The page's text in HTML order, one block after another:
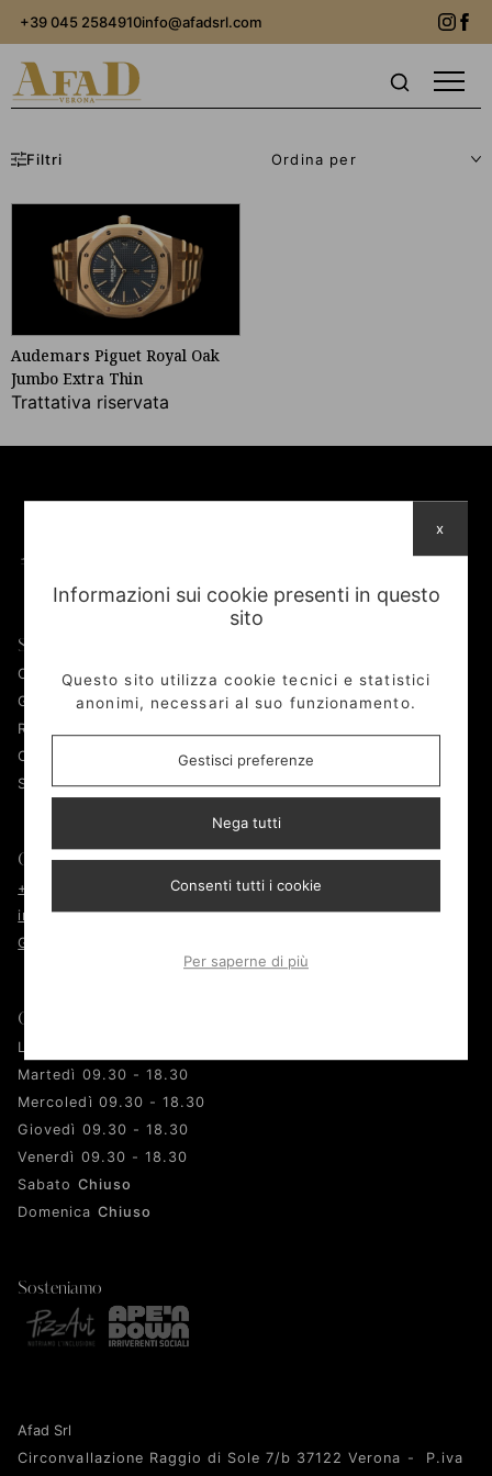
+39 045 2584910info@afadsrl.com
Filtri
Audemars Piguet Royal Oak
Jumbo Extra Thin
Trattativa riservata
Shop
Orologi
Gioelli
Rubber B
Oro
Secure Door
Chi siamo
Laboratorio
Contatti
Contatti
+39 045 2584910
info@afadsrl.com
Google MAPS
Informative
Privacy policy
Cookie policy
Orari
Lunedì 09.30 - 18.30
Martedì 09.30 - 18.30
Mercoledì 09.30 - 18.30
Giovedì 09.30 - 18.30
Venerdì 09.30 - 18.30
Sabato Chiuso
Domenica Chiuso
Sosteniamo
Afad Srl
Circonvallazione Raggio di Sole 7/b 37122 Verona - P.iva
Informazioni sui cookie presenti in questo
sito
Questo sito utilizza cookie tecnici e statistici
anonimi, necessari al suo funzionamento.
Gestisci preferenze
Nega tutti
Consenti tutti i cookie
Per saperne di più
x